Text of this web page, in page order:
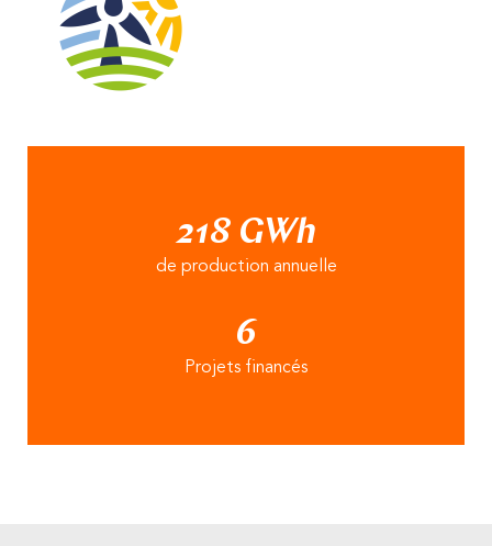
218 GWh
de production annuelle
6
Projets financés